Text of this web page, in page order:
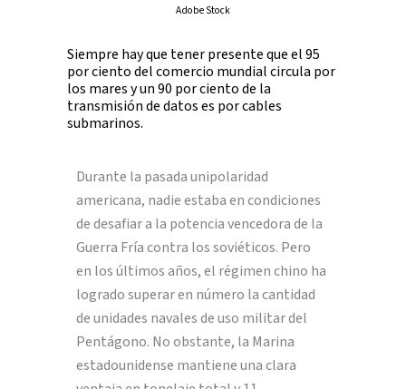
Adobe Stock
Siempre hay que tener presente que el 95
por ciento del comercio mundial circula por
los mares y un 90 por ciento de la
transmisión de datos es por cables
submarinos.
Durante la pasada unipolaridad
americana, nadie estaba en condiciones
de desafiar a la potencia vencedora de la
Guerra Fría contra los soviéticos. Pero
en los últimos años, el régimen chino ha
logrado superar en número la cantidad
de unidades navales de uso militar del
Pentágono. No obstante, la Marina
estadounidense mantiene una clara